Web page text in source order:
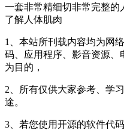
一套非常精细切非常完整的
了解人体肌肉
1、本站所刊载内容均为网
码、应用程序、影音资源
为目的，
2、所有仅供大家参考、学
途。
3、若您使用开源的软件代